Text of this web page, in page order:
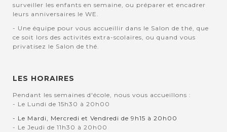
surveiller les enfants en semaine, ou préparer et encadrer
leurs anniversaires le WE.
- Une équipe pour vous accueillir dans le Salon de thé, que
ce soit lors des activités extra-scolaires, ou quand vous
privatisez le Salon de thé.
LES HORAIRES
Pendant les semaines d'école, nous vous accueillons :
- Le Lundi de 15h30 à 20h00
- Le Mardi, Mercredi et Vendredi de 9h15 à 20h00
- Le Jeudi de 11h30 à 20h00